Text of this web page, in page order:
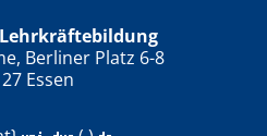
Berliner Platz 6-8
Essen